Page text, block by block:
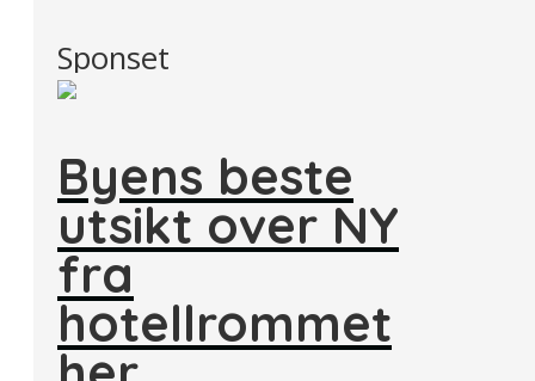
Sponset
Byens beste
utsikt over NY
fra
hotellrommet